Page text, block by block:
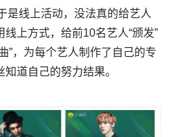
是线上活动，没法真的给艺人
上方式，给前10名艺人“颁发”
”，为每个艺人制作了自己的专
道自己的努力结果。